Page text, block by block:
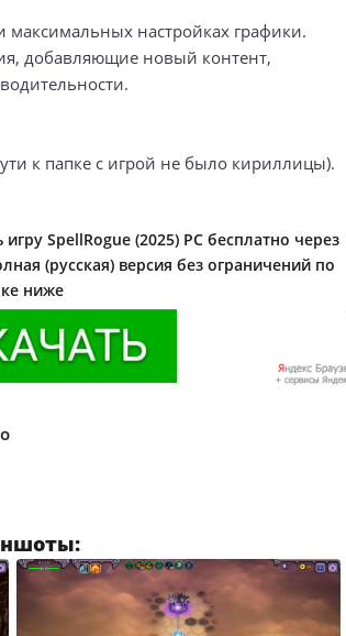
максимальных настройках графики.
добавляющие новый контент,
к папке с игрой не было кириллицы).
SpellRogue (2025) PC бесплатно через
(русская) версия без ограничений по
ниже